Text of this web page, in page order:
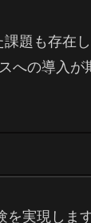
題も存在し
への導入が
実現します